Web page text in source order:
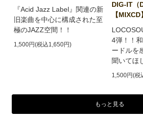
『Acid Jazz Label』関連の新
旧楽曲を中心に構成された至
極のJAZZ空間！！
1,500円(税込1,650円)
DIG-IT（
【MIXCD】
4弾！！
ードルを
聞いてほ
1,500円(税
もっと見る